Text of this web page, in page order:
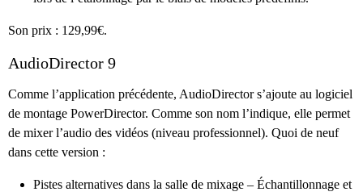
Son prix : 129,99€.
AudioDirector 9
Comme l’application précédente, AudioDirector s’ajoute au logiciel
de montage PowerDirector. Comme son nom l’indique, elle permet
de mixer l’audio des vidéos (niveau professionnel). Quoi de neuf
dans cette version :
Pistes alternatives dans la salle de mixage – Échantillonnage et